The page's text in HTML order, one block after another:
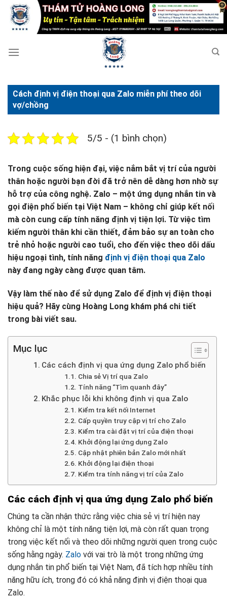
qua
Cách định vị điện thoại qua Zalo miễn phí theo dõi
vợ/chồng
5/5 - (1 bình chọn)
Trong cuộc sống hiện đại, việc nắm bắt vị trí của người
thân hoặc người bạn đời đã trở nên dễ dàng hơn nhờ sự
hỗ trợ của công nghệ. Zalo – một ứng dụng nhắn tin và
gọi điện phổ biến tại Việt Nam – không chỉ giúp kết nối
mà còn cung cấp tính năng định vị tiện lợi. Từ việc tìm
kiếm người thân khi cần thiết, đảm bảo sự an toàn cho
trẻ nhỏ hoặc người cao tuổi, cho đến việc theo dõi dấu
hiệu ngoại tình, tính năng định vị điện thoại qua Zalo
này đang ngày càng được quan tâm.
Vậy làm thế nào để sử dụng Zalo để định vị điện thoại
hiệu quả? Hãy cùng Hoàng Long khám phá chi tiết
trong bài viết sau.
Mục lục
Các cách định vị qua ứng dụng Zalo phổ biến
Chia sẻ Vị trí qua Zalo
Tính năng “Tìm quanh đây”
Khắc phục lỗi khi không định vị qua Zalo
Kiểm tra kết nối Internet
Cấp quyền truy cập vị trí cho Zalo
Kiểm tra cài đặt vị trí của điện thoại
Khởi động lại ứng dụng Zalo
Cập nhật phiên bản Zalo mới nhất
Khởi động lại điện thoại
Kiểm tra tính năng vị trí của Zalo
Các cách định vị qua ứng dụng Zalo phổ biến
Chúng ta cần nhận thức rằng việc chia sẻ vị trí hiện nay
không chỉ là một tính năng tiện lợi, mà còn rất quan trọng
trong việc kết nối và theo dõi những người quen trong cuộc
sống hằng ngày. Zalo với vai trò là một trong những ứng
dụng nhắn tin phổ biến tại Việt Nam, đã tích hợp nhiều tính
năng hữu ích, trong đó có khả năng định vị điện thoại qua
Zalo.